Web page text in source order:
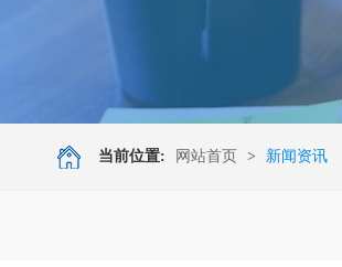
当前位置: 网站首页 > 新闻资讯